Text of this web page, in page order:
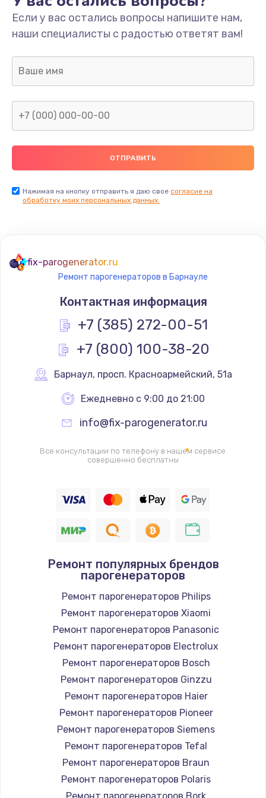
Замена/Pемонт карбюратора
1300 руб.
Заказать
Ремонт капиллярной трубки
400 руб.
Заказать
Замена термостата
1200 руб.
Заказать
Замена реле
Замена термопредохранителя
700 руб.
Заказать
2500 руб.
1400 руб.
Заказать
Замена / ремонт электронного модуля
Заказать
Заказать
Замена платы сенсора
Заказать
Если у вас остались вопросы напишите нам,
наши специалисты с радостью ответят вам!
Нажимая на кнопку отправить я даю свое согласие на
обработку моих персональных данных.
fix-parogenerator.ru
Ремонт парогенераторов в Барнауле
Контактная информация
+7 (385) 272-00-51
+7 (800) 100-38-20
Барнаул, просп. Красноармейский, 51а
Ежедневно с 9:00 до 21:00
info@fix-parogenerator.ru
Все консультации по телефону в нашем сервисе
совершенно бесплатны
Ремонт популярных брендов
парогенераторов
Ремонт парогенераторов Philips
Ремонт парогенераторов Xiaomi
Ремонт парогенераторов Panasonic
Ремонт парогенераторов Electrolux
Ремонт парогенераторов Bosch
Ремонт парогенераторов Ginzzu
Ремонт парогенераторов Haier
Ремонт парогенераторов Pioneer
Ремонт парогенераторов Siemens
Ремонт парогенераторов Tefal
Ремонт парогенераторов Braun
Ремонт парогенераторов Polaris
Ремонт парогенераторов Bork